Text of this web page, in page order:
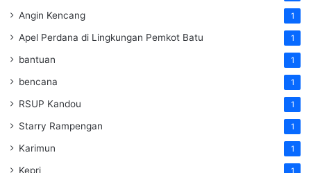
Angin Kencang 1
Apel Perdana di Lingkungan Pemkot Batu 1
bantuan 1
bencana 1
RSUP Kandou 1
Starry Rampengan 1
Karimun 1
Kepri